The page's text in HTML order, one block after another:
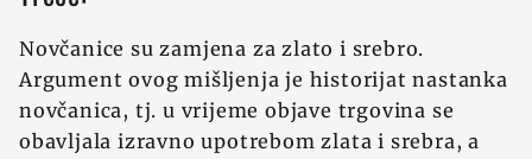
Novčanice su zamjena za zlato i srebro.
Argument ovog mišljenja je historijat nastanka
novčanica, tj. u vrijeme objave trgovina se
obavljala izravno upotrebom zlata i srebra, a